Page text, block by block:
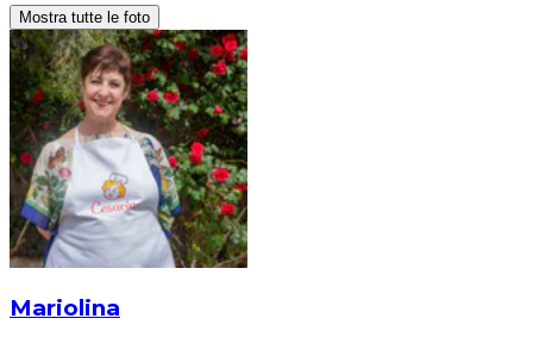
Mostra tutte le foto
Mariolina